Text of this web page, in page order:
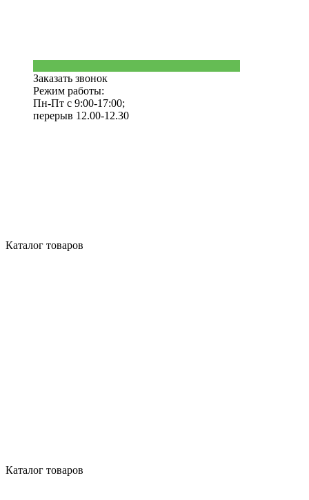
Заказать звонок
Режим работы:
Пн-Пт с 9:00-17:00;
перерыв 12.00-12.30
Каталог товаров
Каталог товаров